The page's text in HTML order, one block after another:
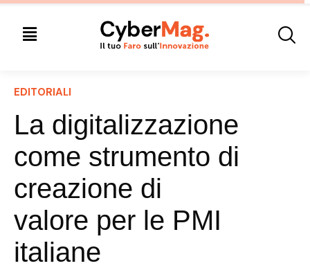
EDITORIALI
La digitalizzazione
come strumento di
creazione di
valore per le PMI
italiane